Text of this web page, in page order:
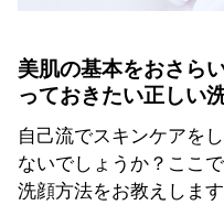
美肌の基本をおさら
っておきたい正しい
自己流でスキンケアを
ないでしょうか？ここ
洗顔方法をお教えしま